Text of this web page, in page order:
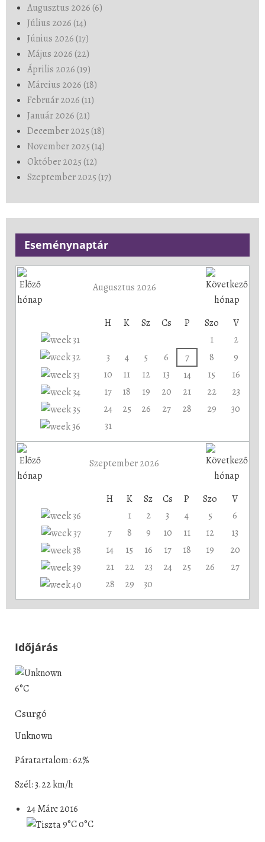
Augusztus 2026 (6)
Július 2026 (14)
Június 2026 (17)
Május 2026 (22)
Április 2026 (19)
Március 2026 (18)
Február 2026 (11)
Január 2026 (21)
December 2025 (18)
November 2025 (14)
Október 2025 (12)
Szeptember 2025 (17)
Eseménynaptár
Augusztus 2026
H K Sz Cs P Szo
V
1
2
3
4 5 6 7 8
9
10
11 12 13 14 15
16
17
18 19 20 21 22
23
24
25 26 27 28 29
30
31
Szeptember 2026
H K Sz Cs P Szo
V
1
2 3 4 5
6
7
8 9 10 11 12
13
14
15 16 17 18 19
20
21
22 23 24 25 26
27
28
29 30
Időjárás
6°C
Csurgó
Unknown
Páratartalom: 62%
Szél: 3.22 km/h
24 Márc 2016
9°C0°C